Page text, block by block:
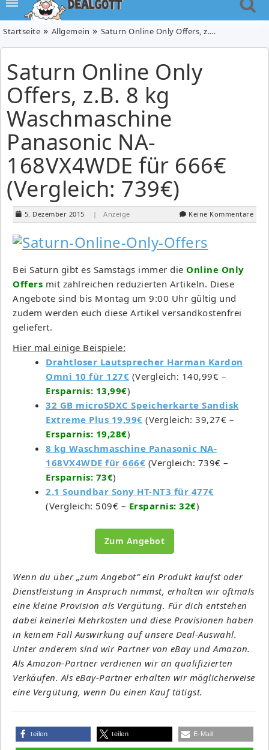
Startseite Allgemein Saturn Online Only Offers, z.B. 8 kg Waschmaschine Panasonic NA-168VX4WDE für 666€ (Vergleich: 739€)
Saturn Online Only
Offers, z.B. 8 kg
Waschmaschine
Panasonic NA-
168VX4WDE für 666€
(Vergleich: 739€)
5. Dezember 2015 | Anzeige Keine Kommentare
Bei Saturn gibt es Samstags immer die Online Only
Offers mit zahlreichen reduzierten Artikeln. Diese
Angebote sind bis Montag um 9:00 Uhr gültig und
zudem werden euch diese Artikel versandkostenfrei
geliefert.
Hier mal einige Beispiele:
Drahtloser Lautsprecher Harman Kardon
Omni 10 für 127€ (Vergleich: 140,99€ –
Ersparnis: 13,99€)
32 GB microSDXC Speicherkarte Sandisk
Extreme Plus 19,99€ (Vergleich: 39,27€ –
Ersparnis: 19,28€)
8 kg Waschmaschine Panasonic NA-
168VX4WDE für 666€ (Vergleich: 739€ –
Ersparnis: 73€)
2.1 Soundbar Sony HT-NT3 für 477€
(Vergleich: 509€ – Ersparnis: 32€)
Zum Angebot
Wenn du über „zum Angebot“ ein Produkt kaufst oder
Dienstleistung in Anspruch nimmst, erhalten wir oftmals
eine kleine Provision als Vergütung. Für dich entstehen
dabei keinerlei Mehrkosten und diese Provisionen haben
in keinem Fall Auswirkung auf unsere Deal-Auswahl.
Unter anderem sind wir Partner von eBay und Amazon.
Als Amazon-Partner verdienen wir an qualifizierten
Verkäufen. Als eBay-Partner erhalten wir möglicherweise
eine Vergütung, wenn Du einen Kauf tätigst.
teilen teilen E-Mail